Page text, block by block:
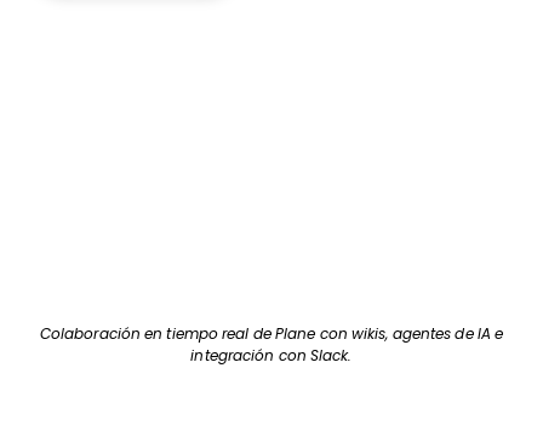
Colaboración en tiempo real de Plane con wikis, agentes de IA e
integración con Slack.